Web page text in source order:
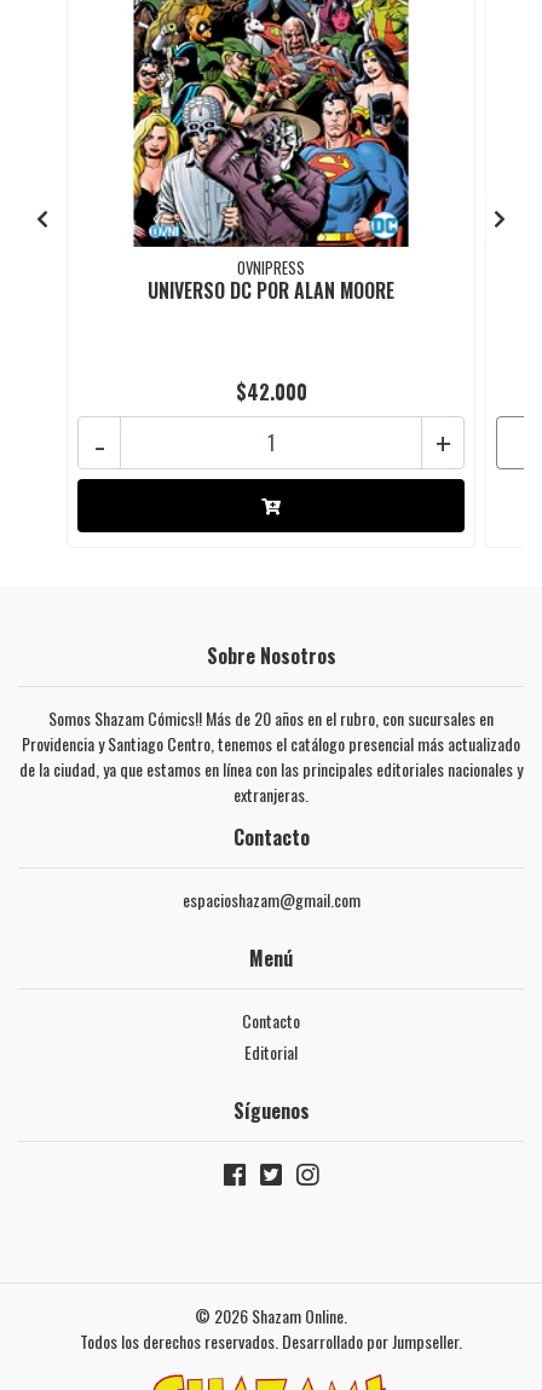
OVNIPRESS
UNIVERSO DC POR ALAN MOORE
$42.000
+
-
Sobre Nosotros
Somos Shazam Cómics!! Más de 20 años en el rubro, con sucursales en
Providencia y Santiago Centro, tenemos el catálogo presencial más actualizado
de la ciudad, ya que estamos en línea con las principales editoriales nacionales y
extranjeras.
Contacto
espacioshazam@gmail.com
Menú
Contacto
Editorial
Síguenos
© 2026 Shazam Online.
Todos los derechos reservados. Desarrollado por Jumpseller.